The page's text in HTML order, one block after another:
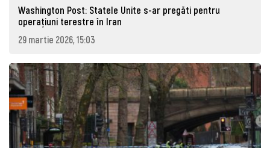
Washington Post: Statele Unite s-ar pregăti pentru
operațiuni terestre în Iran
29 martie 2026, 15:03